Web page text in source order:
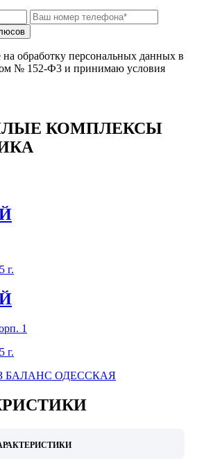
обработку персональных данных в
№ 152-Ф3 и принимаю условия
КОМПЛЕКСЫ
г.
1
г.
БАЛАНС ОДЕССКАЯ